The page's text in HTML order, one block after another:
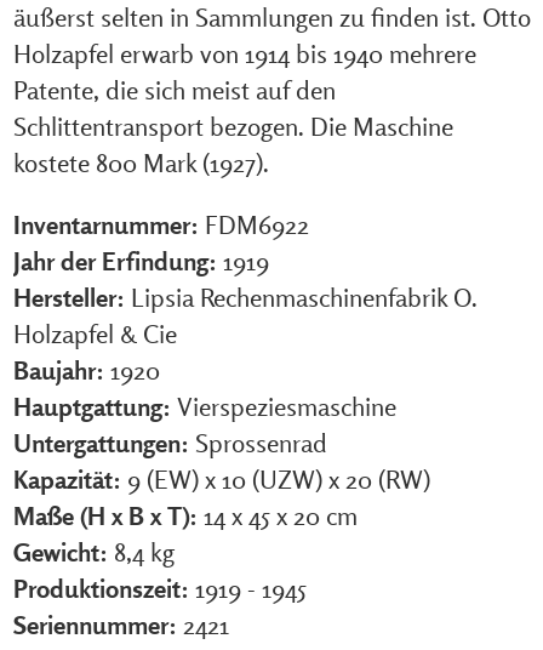
äußerst selten in Sammlungen zu finden ist. Otto
Holzapfel erwarb von 1914 bis 1940 mehrere
Patente, die sich meist auf den
Schlittentransport bezogen. Die Maschine
kostete 800 Mark (1927).
Inventarnummer: FDM6922
Jahr der Erfindung: 1919
Hersteller: Lipsia Rechenmaschinenfabrik O.
Holzapfel & Cie
Baujahr: 1920
Hauptgattung: Vierspeziesmaschine
Untergattungen: Sprossenrad
Kapazität: 9 (EW) x 10 (UZW) x 20 (RW)
Maße (H x B x T): 14 x 45 x 20 cm
Gewicht: 8,4 kg
Produktionszeit: 1919 - 1945
Seriennummer: 2421